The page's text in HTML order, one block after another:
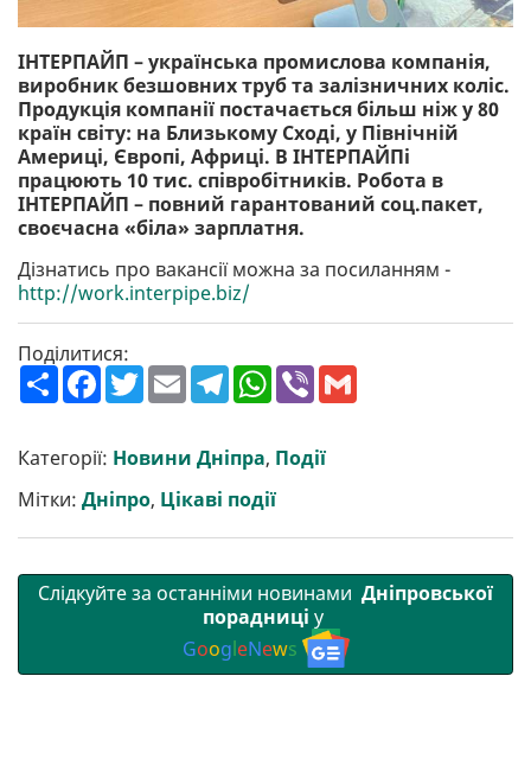
ІНТЕРПАЙП – українська промислова компанія,
виробник безшовних труб та залізничних коліс.
Продукція компанії постачається більш ніж у 80
країн світу: на Близькому Сході, у Північній
Америці, Європі, Африці. В ІНТЕРПАЙПі
працюють 10 тис. співробітників. Робота в
ІНТЕРПАЙП – повний гарантований соц.пакет,
своєчасна «біла» зарплатня.
Дізнатись про вакансії можна за посиланням -
http://work.interpipe.biz/
Поділитися:
П
о
р
и
и
F
a
b
o
o
k
T
w
t
e
E
m
l
T
e
g
r
m
W
h
s
A
p
p
V
r
Категорії: Новини Дніпра, Події
Мітки: Дніпро, Цікаві події
Слідкуйте за останніми новинами Дніпровської
порадниці у
GoogleNews